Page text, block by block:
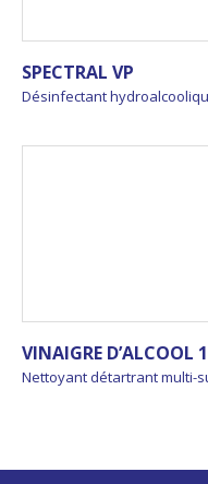
SPECTRAL VP
Désinfectant
VINAIGRE D’ALCOOL
Nettoyant détartrant multi-